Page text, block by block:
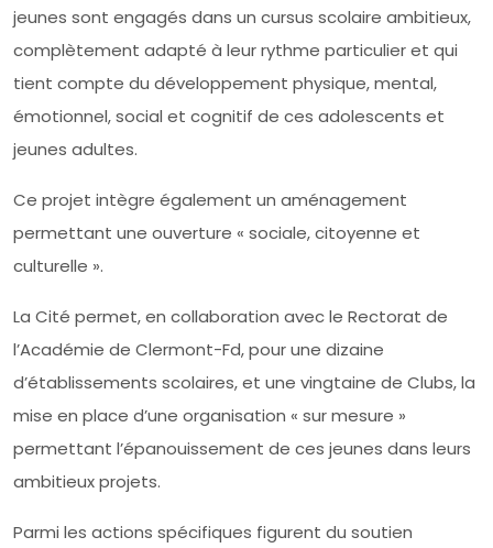
jeunes sont engagés dans un cursus scolaire ambitieux,
complètement adapté à leur rythme particulier et qui
tient compte du développement physique, mental,
émotionnel, social et cognitif de ces adolescents et
jeunes adultes.
Ce projet intègre également un aménagement
permettant une ouverture « sociale, citoyenne et
culturelle ».
La Cité permet, en collaboration avec le Rectorat de
l’Académie de Clermont-Fd, pour une dizaine
d’établissements scolaires, et une vingtaine de Clubs, la
mise en place d’une organisation « sur mesure »
permettant l’épanouissement de ces jeunes dans leurs
ambitieux projets.
Parmi les actions spécifiques figurent du soutien